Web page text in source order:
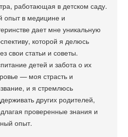
работающая в детском саду.
опыт в медицине и
дает мне уникальную
которой я делюсь
свои статьи и советы.
детей и забота о их
— моя страсть и
и я стремлюсь
других родителей,
проверенные знания и
опыт.